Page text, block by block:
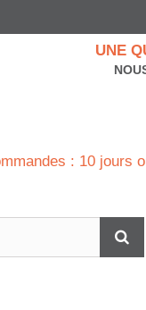
UNE
: 10 jours